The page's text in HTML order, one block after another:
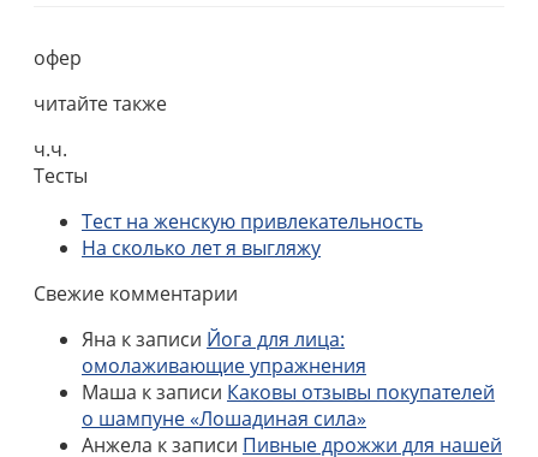
офер
читайте также
ч.ч.
Тесты
Тест на женскую привлекательность
На сколько лет я выгляжу
Свежие комментарии
Яна к записи Йога для лица:
омолаживающие упражнения
Маша к записи Каковы отзывы покупателей
о шампуне «Лошадиная сила»
Анжела к записи Пивные дрожжи для нашей